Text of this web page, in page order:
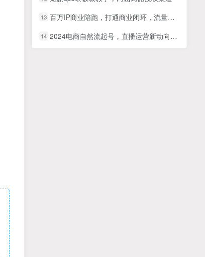
13 百万IP商业陪跑，打通商业闭环，流量业绩倍增
14 2024电商自然流起号，​直播运营新动向，实战自然流正价起号